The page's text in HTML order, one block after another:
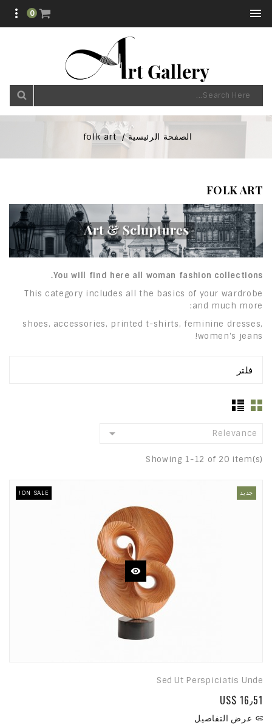

0

الصفحة الرئيسية folk art
FOLK ART
You will find here all woman fashion collections.
This category includes all the basics of your wardrobe
and much more:
shoes, accessories, printed t-shirts, feminine dresses,
women's jeans!
فلتر
Relevance

Showing 1-12 of 20 item(s)
ON SALE! جديد
Sed Ut Perspiciatis Unde
US$ 16٫51
 عرض التفاصيل